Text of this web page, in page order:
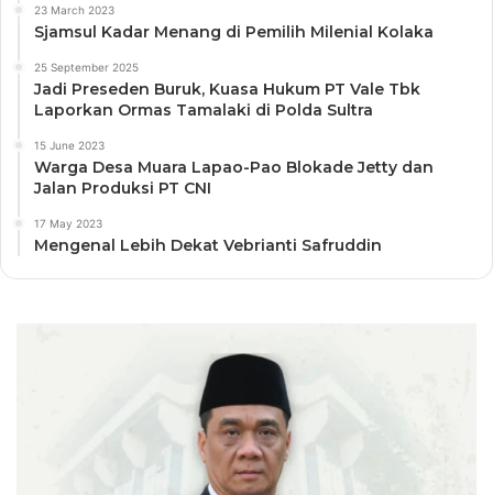
23 March 2023
Sjamsul Kadar Menang di Pemilih Milenial Kolaka
25 September 2025
Jadi Preseden Buruk, Kuasa Hukum PT Vale Tbk
Laporkan Ormas Tamalaki di Polda Sultra
15 June 2023
Warga Desa Muara Lapao-Pao Blokade Jetty dan
Jalan Produksi PT CNI
17 May 2023
Mengenal Lebih Dekat Vebrianti Safruddin